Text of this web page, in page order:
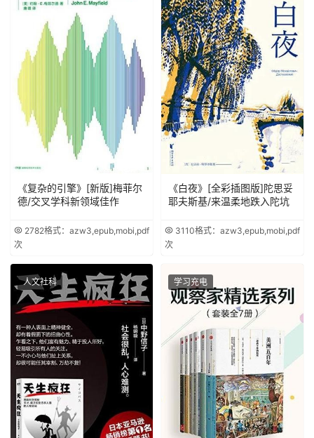
《复杂的引擎》[新版]梅菲尔
德/交叉学科新领域佳作
2782
次
格式：azw3,epub,mobi,pdf
《白夜》[全彩插图版]陀思妥
耶夫斯基/来温柔地跌入陀坑
3110
次
格式：azw3,epub,mobi,pdf
人文社科 学习充电